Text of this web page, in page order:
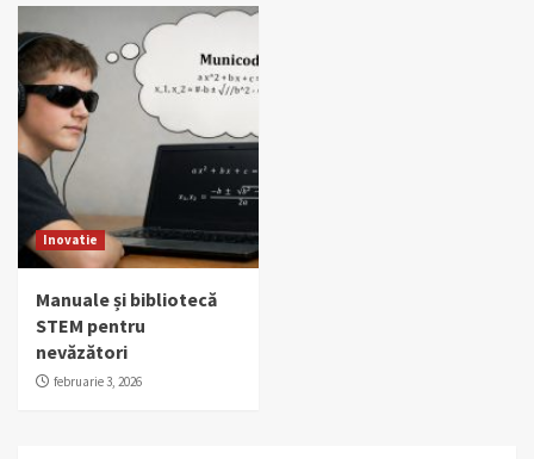
Inovatie
Manuale și bibliotecă
STEM pentru
nevăzători
februarie 3, 2026